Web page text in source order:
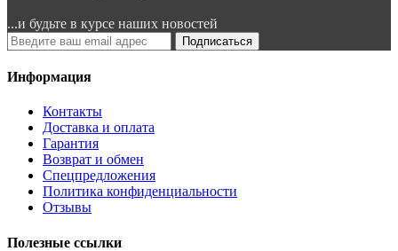
...и будьте в курсе наших новостей
Подписаться
Информация
Контакты
Доставка и оплата
Гарантия
Возврат и обмен
Спецпредложения
Политика конфиденциальности
Отзывы
Полезные ссылки